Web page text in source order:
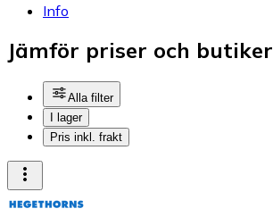
Info
Jämför priser och butiker
Alla filter
I lager
Pris inkl. frakt